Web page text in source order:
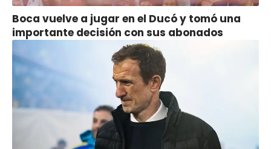
Boca vuelve a jugar en el Ducó y tomó una
importante decisión con sus abonados